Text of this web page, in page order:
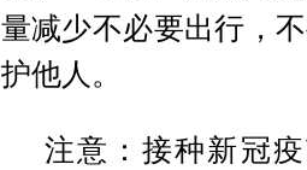
量减少不必要出行，
护他人。
注意：接种新冠